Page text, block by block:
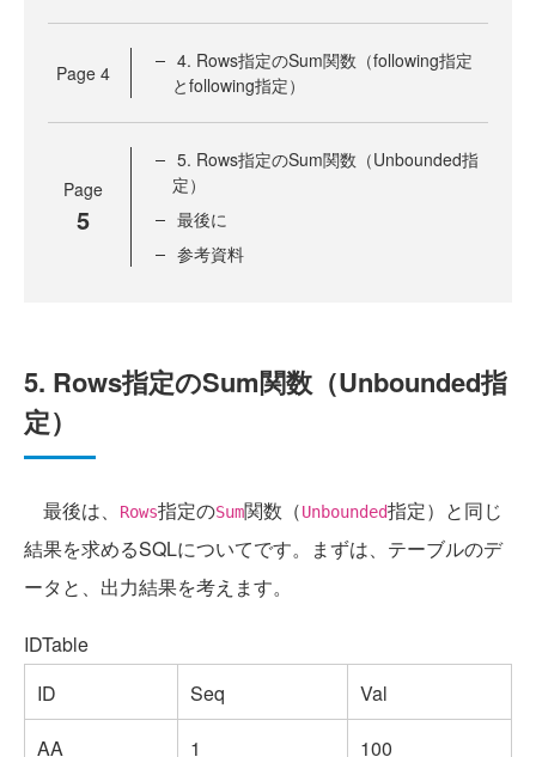
Page 4
4. Rows指定のSum関数（following指定
とfollowing指定）
Page
5
5. Rows指定のSum関数（Unbounded指
定）
最後に
参考資料
5. Rows指定のSum関数（Unbounded指
定）
最後は、 Rows指定のSum関数（Unbounded指定）と同じ
結果を求めるSQLについてです。まずは、テーブルのデ
ータと、出力結果を考えます。
IDTable
ID
Seq
Val
AA
1
100